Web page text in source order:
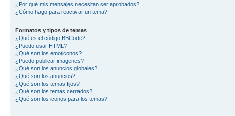
¿Por qué mis mensajes necesitan ser aprobados?
¿Cómo hago para reactivar un tema?
Formatos y tipos de temas
¿Qué es el código BBCode?
¿Puedo usar HTML?
¿Qué son los emoticonos?
¿Puedo publicar imagenes?
¿Qué son los anuncios globales?
¿Qué son los anuncios?
¿Qué son los temas fijos?
¿Qué son los temas cerrados?
¿Qué son los iconos para los temas?